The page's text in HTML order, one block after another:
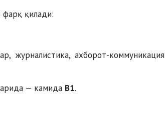
фарқ қилади:
журналистика, ахборот-коммуникация
— камида B1.